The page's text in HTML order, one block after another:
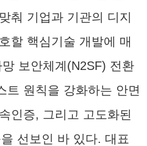
춰 기업과 기관의 디지
할 핵심기술 개발에 매
보안체계(N2SF) 전환
트 원칙을 강화하는 안면
인증, 그리고 고도화된
선보인 바 있다. 대표